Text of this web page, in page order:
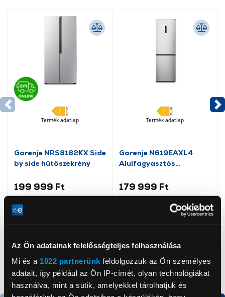
Az Ön adatainak felelősségteljes felhasználása
Mi és a 1022 partnerünk feldolgozzuk az Ön személyes
adatait, így például az Ön IP-címét, olyan technológiákat
használva, mint a sütik, amelyekkel tárolhatjuk és
Termék adatlap
Gorenje NRS8182KX Side
by side hűtőszekrény
199 999 Ft
Termék adatlap
Gorenje N619EAXL4
Alulfagyasztós
179 999 Ft